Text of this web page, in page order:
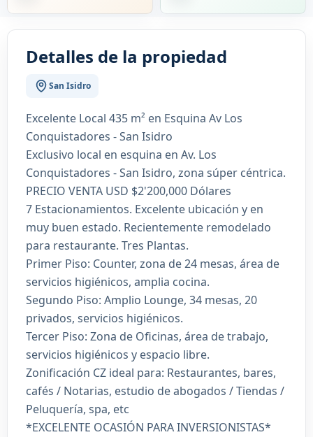
Detalles de la propiedad
San Isidro
Excelente Local 435 m² en Esquina Av Los
Conquistadores - San Isidro
Exclusivo local en esquina en Av. Los
Conquistadores - San Isidro, zona súper céntrica.
PRECIO VENTA USD $2'200,000 Dólares
7 Estacionamientos. Excelente ubicación y en
muy buen estado. Recientemente remodelado
para restaurante. Tres Plantas.
Primer Piso: Counter, zona de 24 mesas, área de
servicios higiénicos, amplia cocina.
Segundo Piso: Amplio Lounge, 34 mesas, 20
privados, servicios higiénicos.
Tercer Piso: Zona de Oficinas, área de trabajo,
servicios higiénicos y espacio libre.
Zonificación CZ ideal para: Restaurantes, bares,
cafés / Notarias, estudio de abogados / Tiendas /
Peluquería, spa, etc
*EXCELENTE OCASIÓN PARA INVERSIONISTAS*